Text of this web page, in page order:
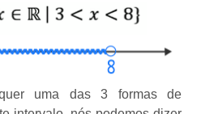
uma das 3 formas de